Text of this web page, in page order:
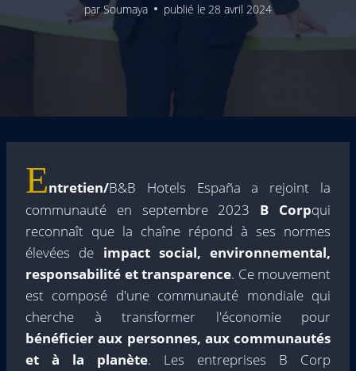
parSoumaya publié le 28 avril 2024
Entretien/B&B Hotels España a rejoint la
communauté en septembre 2023 B Corpqui
reconnaît que la chaîne répond à ses normes
élevées de impact social, environnemental,
responsabilité et transparence. Ce mouvement
est composé d'une communauté mondiale qui
cherche à transformer l'économie pour
bénéficier aux personnes, aux communautés
et à la planète. Les entreprises B Corp